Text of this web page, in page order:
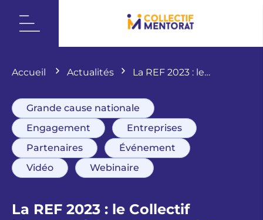
Accueil Actualités
La REF 2023 : le
entreprises
Grande cause nationale
Engagement
Entreprises
Partenaires
Événement
Vidéo
Webinaire
La REF 2023 : le Collectif